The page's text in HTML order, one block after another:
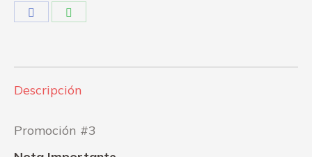
Descripción
Promoción #3